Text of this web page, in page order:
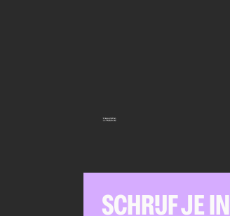
SCHRIJF JE IN